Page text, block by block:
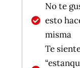
No te
esto
misma
Te